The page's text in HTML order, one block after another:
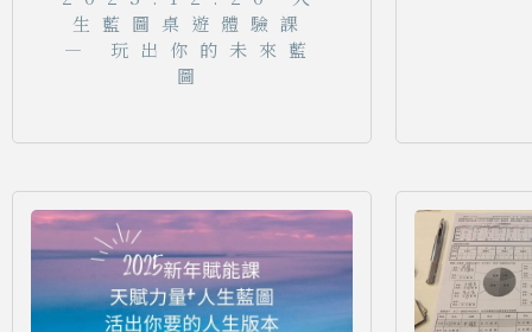
生藍圖桌遊體驗課
— 玩出你的未來藍
圖